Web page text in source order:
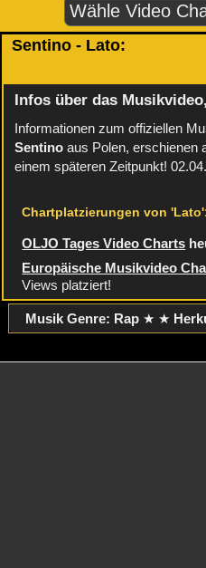
Sentino - Lato:
Infos über das
Informationen zum offiziellen
Sentinoaus Polen, erschienen
einem späteren Zeitpunkt!
Chartplatzierungen von
OLJO Tages Video Charts
Europäische Musikvideo
Views platziert!
Musik Genre: Rap★ ★